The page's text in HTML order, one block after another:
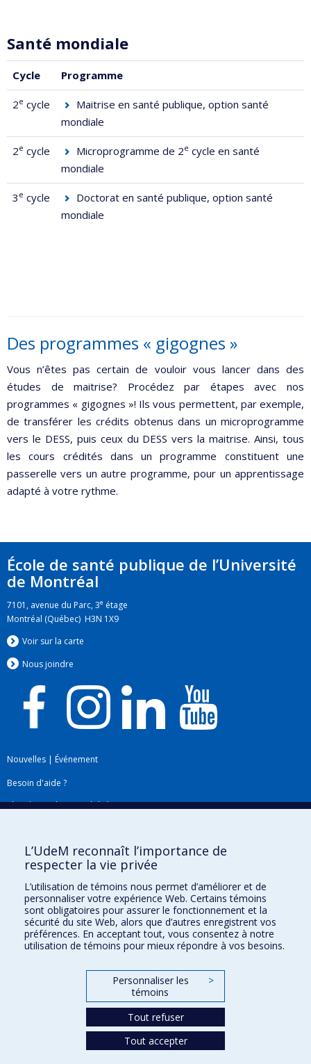
Santé mondiale
Cycle Programme
2e cycle
Maitrise en santé publique, option santé
mondiale
2e cycle Microprogramme de 2e cycle en santé
mondiale
3 e cycle
Doctorat en santé publique, option santé
mondiale
Des programmes « gigognes »
Vous n’êtes pas certain de vouloir vous lancer dans des
études de maitrise? Procédez par étapes avec nos
programmes « gigognes »! Ils vous permettent, par exemple,
de transférer les crédits obtenus dans un microprogramme
vers le DESS, puis ceux du DESS vers la maitrise. Ainsi, tous
les cours crédités dans un programme constituent une
passerelle vers un autre programme, pour un apprentissage
adapté à votre rythme.
École de santé publique de l’Université
de Montréal
7101, avenue du Parc, 3e étage
Montréal (Québec) H3N 1X9
Voir sur la carte
Nous joindre
Nouvelles | Événement
Besoin d'aide ?
Plan du site|Accessibilité
Téléchargez les logos de l'ESPUM
L’UdeM reconnaît l’importance de
respecter la vie privée
L’utilisation de témoins nous permet d’améliorer et de
personnaliser votre expérience Web. Certains témoins
sont obligatoires pour assurer le fonctionnement et la
sécurité du site Web, alors que d’autres enregistrent vos
préférences. En acceptant tout, vous consentez à notre
utilisation de témoins pour mieux répondre à vos besoins.
Personnaliser les
témoins
>
Tout refuser
Tout accepter